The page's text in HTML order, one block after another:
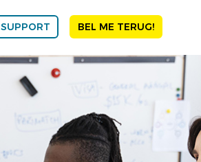
SUPPORT BEL ME TERUG!